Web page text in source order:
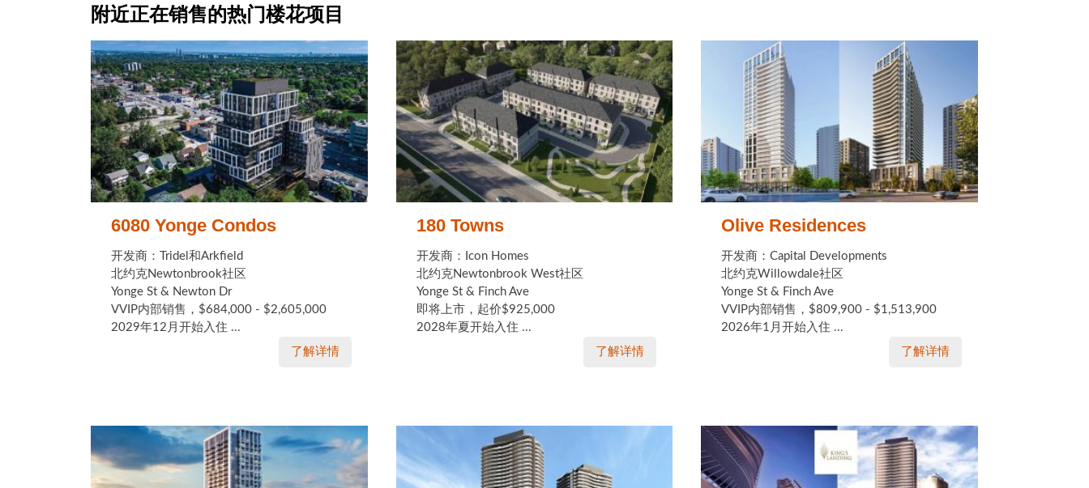
附近正在销售的热门楼花项目
6080 Yonge Condos
开发商：Tridel和Arkfield
北约克Newtonbrook社区
Yonge St & Newton Dr
VVIP内部销售，$684,000 - $2,605,000
2029年12月开始入住 ...
了解详情
180 Towns
开发商：Icon Homes
北约克Newtonbrook West社区
Yonge St & Finch Ave
即将上市，起价$925,000
2028年夏开始入住 ...
了解详情
Olive Residences
开发商：Capital Developments
北约克Willowdale社区
Yonge St & Finch Ave
VVIP内部销售，$809,900 - $1,513,900
2026年1月开始入住 ...
了解详情